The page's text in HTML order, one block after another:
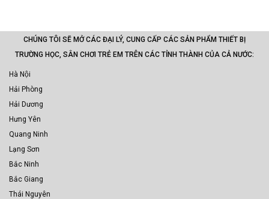
CHÚNG TÔI SẼ MỞ CÁC ĐẠI LÝ, CUNG CẤP CÁC SẢN PHẨM THIẾT BỊ
TRƯỜNG HỌC, SÂN CHƠI TRẺ EM TRÊN CÁC TỈNH THÀNH CỦA CẢ NƯỚC:
Hà Nội
Hải Phòng
Hải Dương
Hưng Yên
Quang Ninh
Lạng Sơn
Bắc Ninh
Bắc Giang
Thái Nguyên